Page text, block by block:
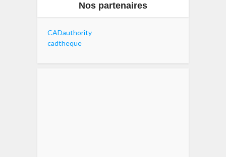
Nos partenaires
CADauthority
cadtheque